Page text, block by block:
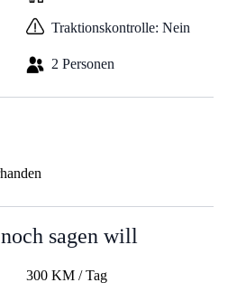
Traktionskontrolle: Nein
2 Personen
sagen will
300 KM / Tag